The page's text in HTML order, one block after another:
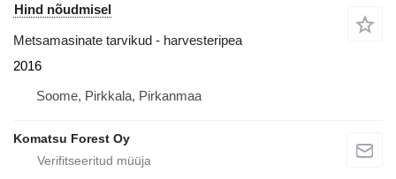
Hind nõudmisel
Metsamasinate tarvikud - harvesteripea
2016
Soome, Pirkkala, Pirkanmaa
Komatsu Forest Oy